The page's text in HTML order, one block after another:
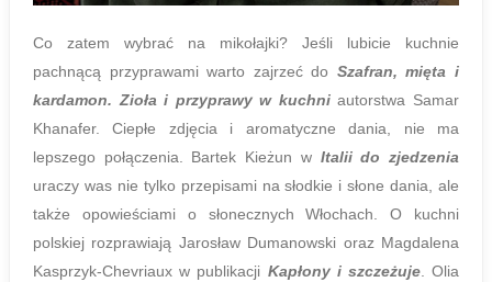
Co zatem wybrać na mikołajki? Jeśli lubicie kuchnie
pachnącą przyprawami warto zajrzeć do Szafran, mięta i
kardamon. Zioła i przyprawy w kuchniautorstwa Samar
Khanafer. Ciepłe zdjęcia i aromatyczne dania, nie ma
lepszego połączenia. Bartek Kieżun w Italii do zjedzenia
uraczy was nie tylko przepisami na słodkie i słone dania, ale
także opowieściami o słonecznych Włochach. O kuchni
polskiej rozprawiają Jarosław Dumanowski oraz Magdalena
Kasprzyk-Chevriaux w publikacji Kapłony i szczeżuje. Olia